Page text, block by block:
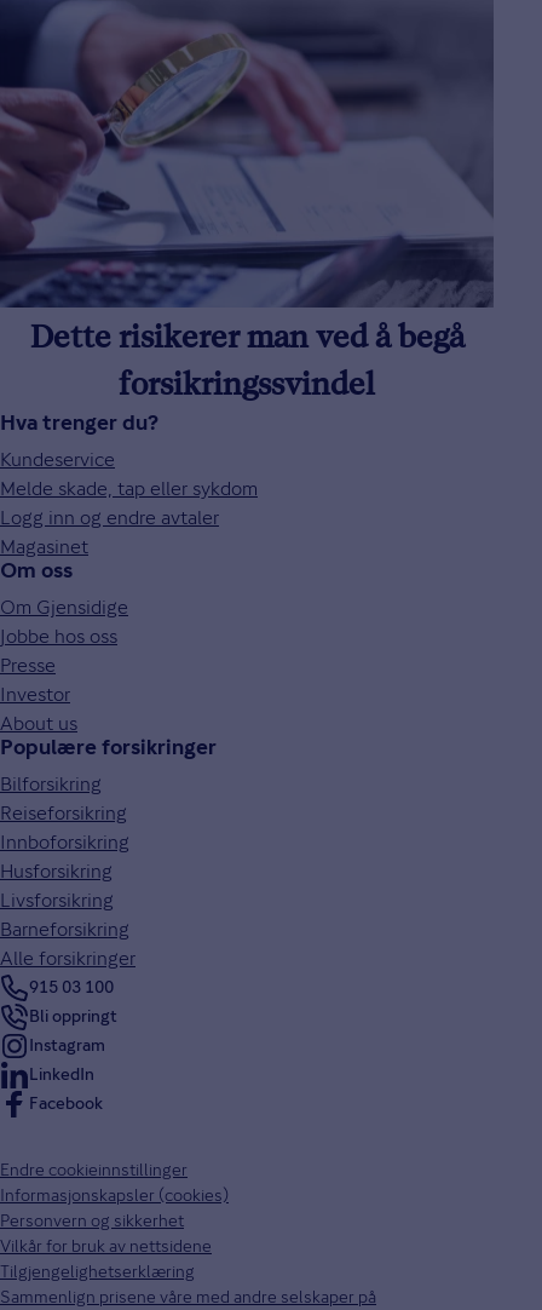
Dette risikerer man ved å begå
forsikringssvindel
Hva trenger du?
Kundeservice
Melde skade, tap eller sykdom
Logg inn og endre avtaler
Magasinet
Om oss
Om Gjensidige
Jobbe hos oss
Presse
Investor
About us
Populære forsikringer
Bilforsikring
Reiseforsikring
Innboforsikring
Husforsikring
Livsforsikring
Barneforsikring
Alle forsikringer
915 03 100
Bli oppringt
Instagram
LinkedIn
Facebook
Endre cookieinnstillinger
Informasjonskapsler (cookies)
Personvern og sikkerhet
Vilkår for bruk av nettsidene
Tilgjengelighetserklæring
Sammenlign prisene våre med andre selskaper på